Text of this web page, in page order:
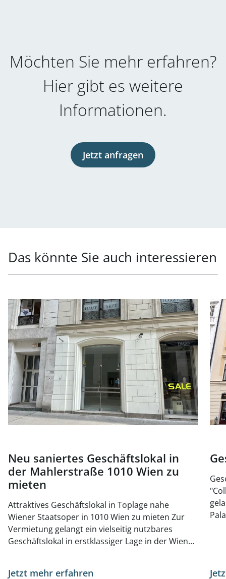
Möchten Sie mehr erfahren?
Hier gibt es weitere
Informationen.
Jetzt anfragen
Das könnte Sie auch interessieren
Link zur Seite Neu saniertes Geschäftslokal in der
Neu saniertes Geschäftslokal in
der Mahlerstraße 1010 Wien zu
mieten
Attraktives Geschäftslokal in Toplage nahe
Wiener Staatsoper in 1010 Wien zu mieten Zur
Vermietung gelangt ein vielseitig nutzbares
Geschäftslokal in erstklassiger Lage in der Wiener
Jetzt mehr erfahren